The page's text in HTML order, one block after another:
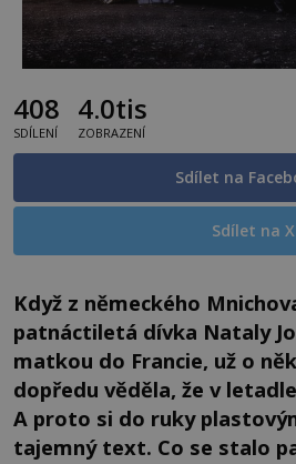
408
SDÍLENÍ
4.0tis
ZOBRAZENÍ
Sdílet na
Sdílet na X
Když z německého
patnáctiletá dívka Nataly
matkou do Francie, už o
dopředu věděla, že v
A proto si do ruky
tajemný text. Co se stalo